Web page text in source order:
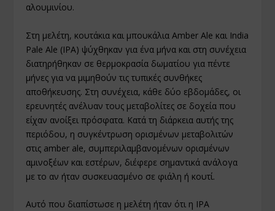
αλουμινίου.
Στη μελέτη, κουτάκια και μπουκάλια Amber Ale και India
Pale Ale (IPA) ψύχθηκαν για ένα μήνα και στη συνέχεια
διατηρήθηκαν σε θερμοκρασία δωματίου για πέντε
μήνες για να μιμηθούν τις τυπικές συνθήκες
αποθήκευσης. Στη συνέχεια, κάθε δύο εβδομάδες, οι
ερευνητές ανέλυαν τους μεταβολίτες σε δοχεία που
είχαν ανοίξει πρόσφατα. Κατά τη διάρκεια αυτής της
περιόδου, η συγκέντρωση ορισμένων μεταβολιτών
στις amber ale, συμπεριλαμβανομένων ορισμένων
αμινοξέων και εστέρων, διέφερε σημαντικά ανάλογα
με το αν ήταν συσκευασμένο σε φιάλη ή κουτί.
Αυτό που διαπίστωσε η μελέτη ήταν ότι η IPA